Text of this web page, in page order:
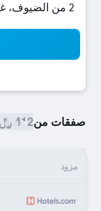
2 من الضيوف، غرفة واحدة
صفقات من412 ﷼
مزود